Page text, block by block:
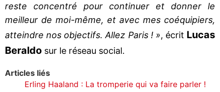
reste concentré pour continuer et donner le
meilleur de moi-même, et avec mes coéquipiers,
atteindre nos objectifs. Allez Paris ! », écrit Lucas
Beraldo sur le réseau social.
Articles liés
Erling Haaland : La tromperie qui va faire parler !